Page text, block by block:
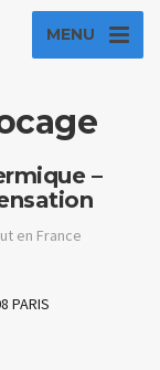
MENU
–
en France
PARIS